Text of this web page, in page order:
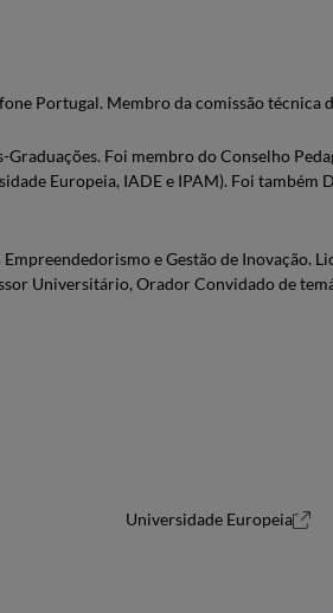
Portugal. Membro da comissão técnica
Foi membro do Conselho
Europeia, IADE e IPAM). Foi
e Gestão de Inovação.
Universitário, Orador Convidado de
Universidade Europeia